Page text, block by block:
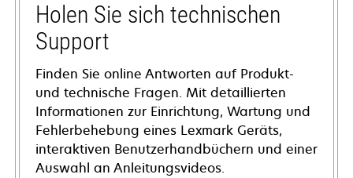
Holen Sie sich technischen
Support
Finden Sie online Antworten auf Produkt-
und technische Fragen. Mit detaillierten
Informationen zur Einrichtung, Wartung und
Fehlerbehebung eines Lexmark Geräts,
interaktiven Benutzerhandbüchern und einer
Auswahl an Anleitungsvideos.